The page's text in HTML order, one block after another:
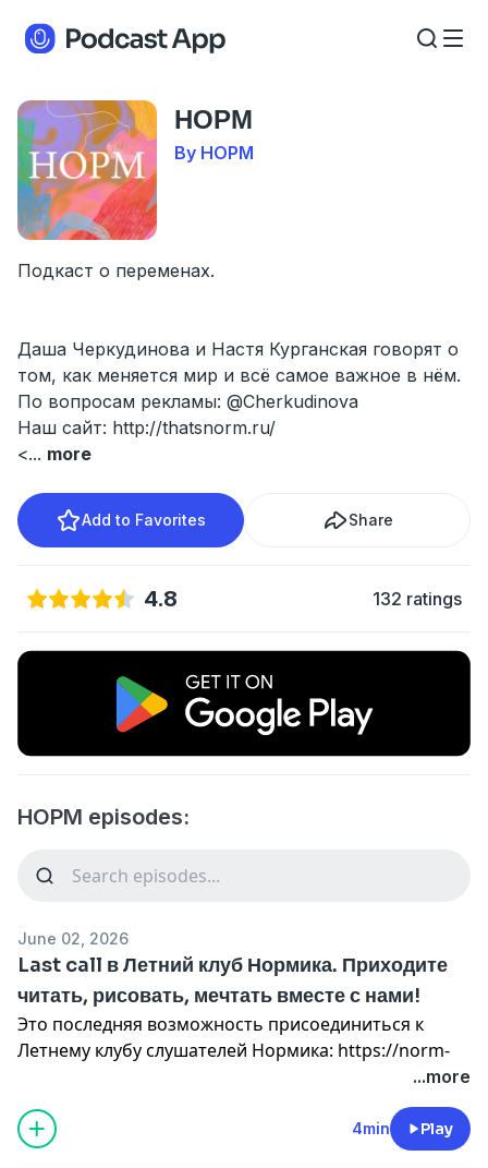
НОРМ
By НОРМ
Подкаст о переменах.
Даша Черкудинова и Настя Курганская говорят о
том, как меняется мир и всё самое важное в нём.
По вопросам рекламы: @Cherkudinova
Наш сайт: http://thatsnorm.ru/
<... more
Add to Favorites Share
4.8 132 ratings
НОРМ episodes:
June 02, 2026
Last call в Летний клуб Нормика. Приходите
читать, рисовать, мечтать вместе с нами!
Это последняя возможность присоединиться к
Летнему клубу слушателей Нормика: https://norm-
В закрытом сообществе с нашими слушателями мы
все лето будем читать и обсуждать любимые книги,
заниматься творчеством с приглашенными
...more
4min Play